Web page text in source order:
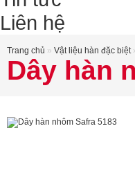
Liên hệ
Trang chủ » Vật liệu hàn đặc biệt
Dây hàn